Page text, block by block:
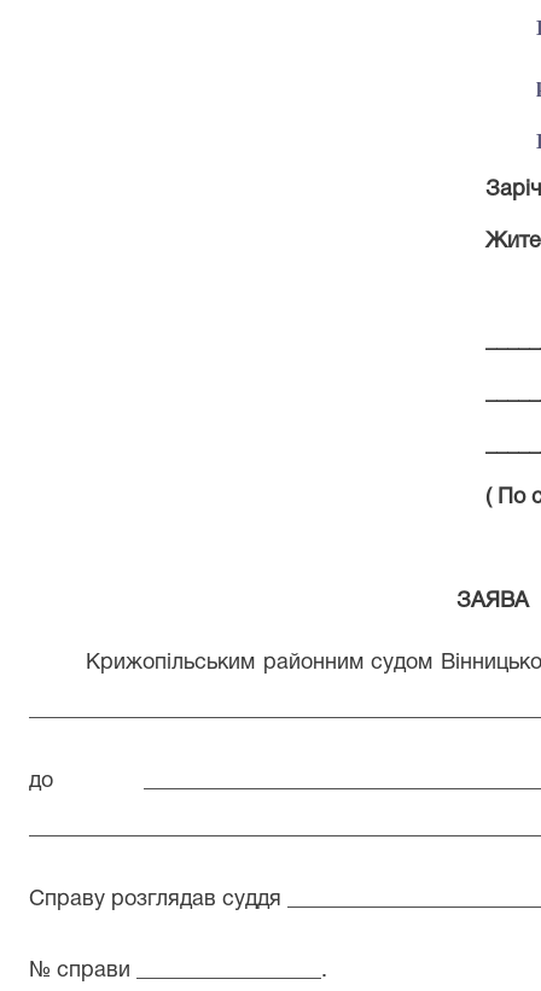
районного
Вінницької
( По
ЗАЯВА
Крижопільським районним судом
до
Справу розглядав суддя
№ справи _________________.